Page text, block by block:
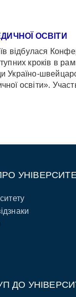
ОСВІТИ
відбулася
кроків в
Україно-
освіти».
ДО